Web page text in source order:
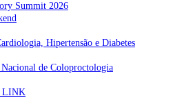
sobre eventual gestão
7 de Agosto, 2026
para riscos no novo sistema de acesso
de que precisa?
Summit 2026
Hipertensão e Diabetes
de Coloproctologia
LINK